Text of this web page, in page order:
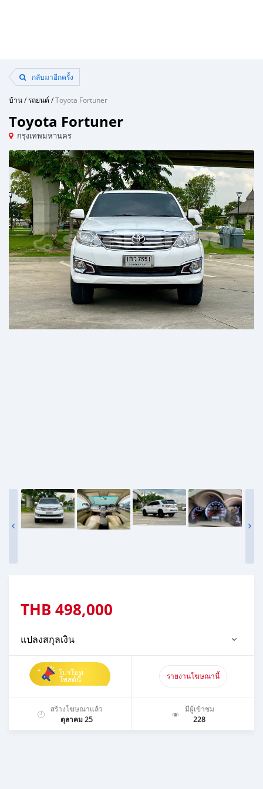
กลับมาอีกครั้ง
บ้าน/รถยนต์/Toyota Fortuner
Toyota Fortuner
กรุงเทพมหานคร
THB 498,000
แปลงสกุลเงิน
โปรโมท
โพสต์นี้ รายงานโฆษณานี้
สร้างโฆษณาแล้ว
ตุลาคม 25
มีผู้เข้าชม
228